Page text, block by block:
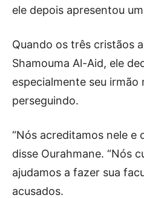
ele depois apresentou
Quando os três cristãos
Shamouma Al-Aid, ele
especialmente seu irmão
perseguindo.
“Nós acreditamos nele e
disse Ourahmane. “Nós
ajudamos a fazer sua
acusados.